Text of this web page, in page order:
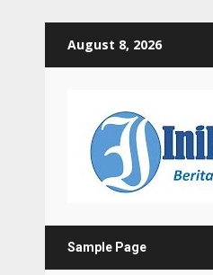
August 8, 2026
Sample Page